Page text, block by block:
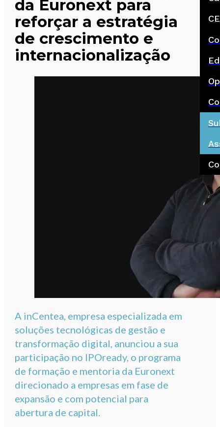
da Euronext para
reforçar a estratégia
de crescimento e
internacionalização
A inCentea, empresa especializada em
soluções tecnológicas de gestão e
transformação digital, anunciou a sua
participação no IPOready, o programa
de formação e mentoria da Euronext
direcionado a empresas em fase de
expansão e com potencial para
abertura de capital.